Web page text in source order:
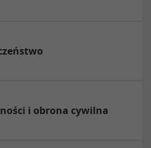
i obrona cywilna